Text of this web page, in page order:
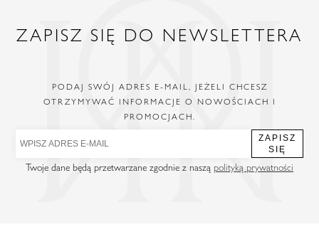
ZAPISZ SIĘ DO NEWSLETTERA
PODAJ SWÓJ ADRES E-MAIL, JEŻELI CHCESZ
OTRZYMYWAĆ INFORMACJE O NOWOŚCIACH I
PROMOCJACH.
ZAPISZ
SIĘ
Twoje dane będą przetwarzane zgodnie z naszą polityką prywatności